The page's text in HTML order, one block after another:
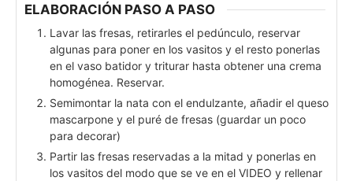
ELABORACIÓN PASO A PASO
Lavar las fresas, retirarles el pedúnculo, reservar
algunas para poner en los vasitos y el resto ponerlas
en el vaso batidor y triturar hasta obtener una crema
homogénea. Reservar.
Semimontar la nata con el endulzante, añadir el queso
mascarpone y el puré de fresas (guardar un poco
para decorar)
Partir las fresas reservadas a la mitad y ponerlas en
los vasitos del modo que se ve en el VIDEO y rellenar